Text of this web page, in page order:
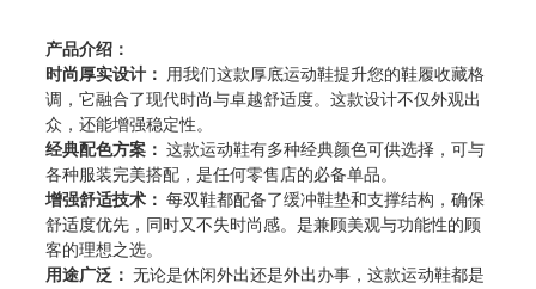
产品介绍：
时尚厚实设计：
用我们这款厚底运动鞋提升您的鞋履收藏格
调，它融合了现代时尚与卓越舒适度。这款设计不仅外观出
众，还能增强稳定性。
经典配色方案： 这款运动鞋有多种经典颜色可供选择，可与
各种服装完美搭配，是任何零售店的必备单品。
增强舒适技术： 每双鞋都配备了缓冲鞋垫和支撑结构，确保
舒适度优先，同时又不失时尚感。是兼顾美观与功能性的顾
客的理想之选。
用途广泛： 无论是休闲外出还是外出办事，这款运动鞋都是